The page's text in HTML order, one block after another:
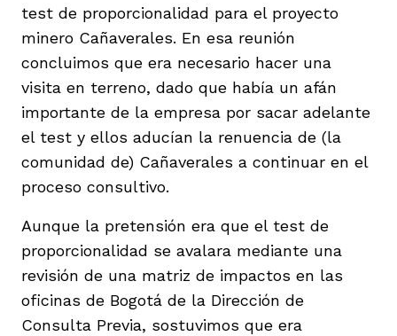
test de proporcionalidad para el proyecto
minero Cañaverales. En esa reunión
concluimos que era necesario hacer una
visita en terreno, dado que había un afán
importante de la empresa por sacar adelante
el test y ellos aducían la renuencia de (la
comunidad de) Cañaverales a continuar en el
proceso consultivo.
Aunque la pretensión era que el test de
proporcionalidad se avalara mediante una
revisión de una matriz de impactos en las
oficinas de Bogotá de la Dirección de
Consulta Previa, sostuvimos que era